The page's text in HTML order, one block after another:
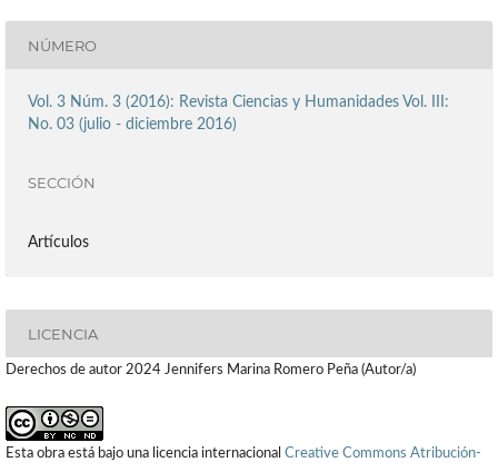
NÚMERO
Vol. 3 Núm. 3 (2016): Revista Ciencias y Humanidades Vol. III:
No. 03 (julio - diciembre 2016)
SECCIÓN
Artículos
LICENCIA
Derechos de autor 2024 Jennifers Marina Romero Peña (Autor/a)
Esta obra está bajo una licencia internacional Creative Commons Atribución-